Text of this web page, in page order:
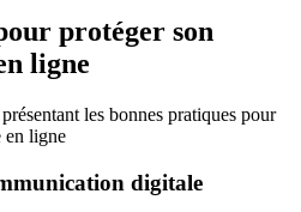
protéger son
ligne
digitale